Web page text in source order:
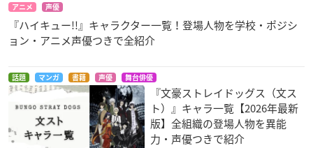
アニメ 声優
『ハイキュー!!』キャラクター一覧！登場人物を学校・ポジシ
ョン・アニメ声優つきで全紹介
話題 マンガ 書籍 声優 舞台俳優
『文豪ストレイドッグス（文ス
ト）』キャラ一覧【2026年最新
版】全組織の登場人物を異能
力・声優つきで紹介